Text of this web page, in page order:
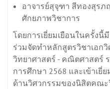
อาจารย์สุจุฑา สีทองสุรภ
ศักยภาพวิชาการ
โดยการเยี่ยมเยือนในครั้งนี้
ร่วมจัดทำหลักสูตรวิชาเอก
วิทยาศาสตร์ - คณิตศาสตร์
การศึกษา 2568 และเข้าเ
ด้านวิศวกรรมของนิสิตคณ